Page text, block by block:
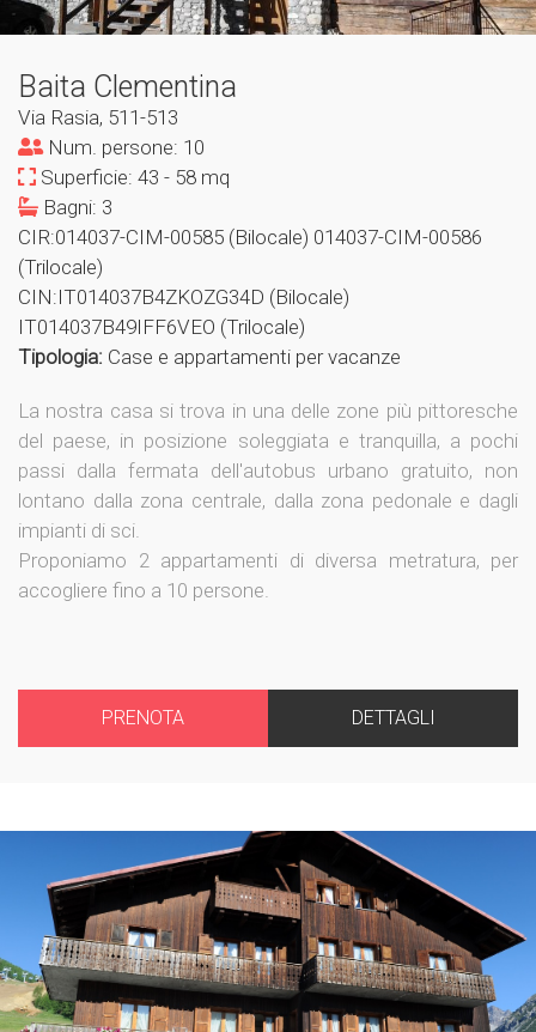
Baita Clementina
Via Rasia, 511-513
Num. persone: 10
Superficie: 43 - 58 mq
Bagni: 3
CIR:014037-CIM-00585 (Bilocale) 014037-CIM-00586
(Trilocale)
CIN:IT014037B4ZKOZG34D (Bilocale)
IT014037B49IFF6VEO (Trilocale)
Tipologia: Case e appartamenti per vacanze
La nostra casa si trova in una delle zone più pittoresche
del paese, in posizione soleggiata e tranquilla, a pochi
passi dalla fermata dell'autobus urbano gratuito, non
lontano dalla zona centrale, dalla zona pedonale e dagli
impianti di sci.
Proponiamo 2 appartamenti di diversa metratura, per
accogliere fino a 10 persone.
PRENOTA DETTAGLI